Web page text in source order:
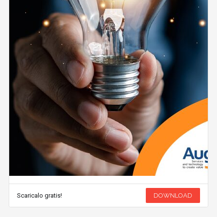
Scaricalo gratis! DOWNLOAD